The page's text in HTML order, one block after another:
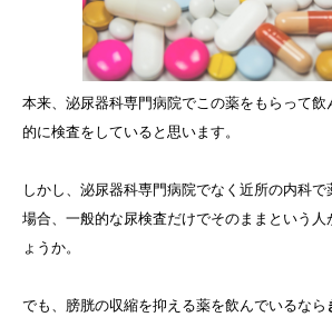
本来、泌尿器科専門病院でこの薬をもらって飲
的に検査をしていると思います。
しかし、泌尿器科専門病院でなく近所の内科
場合、一般的な尿検査だけでそのままという人
ょうか。
でも、膀胱の収縮を抑える薬を飲んでいるなら